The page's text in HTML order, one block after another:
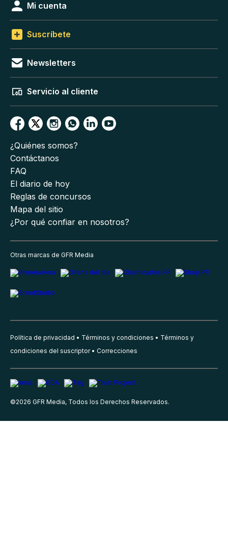
Mi cuenta
Suscríbete
Newsletters
Servicio al cliente
¿Quiénes somos?
Contáctanos
FAQ
El diario de hoy
Reglas de concursos
Mapa del sitio
¿Por qué confiar en nosotros?
Otras marcas de GFR Media
Política de privacidad Términos y condiciones
Términos y
condiciones del suscriptor
Correcciones
©2026 GFR Media, Todos los Derechos Reservados.